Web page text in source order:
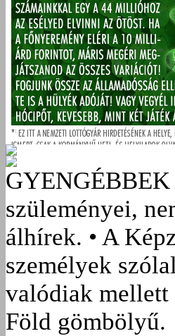
szüleményei,
álhírek. • A
személyek
valódiak mellett
Föld gömbölyű.